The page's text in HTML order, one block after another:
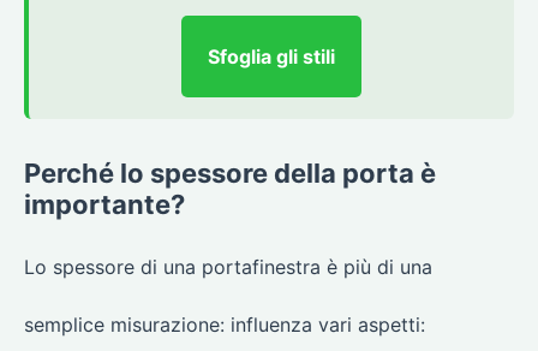
Sfoglia gli stili
Perché lo spessore della porta è
importante?
Lo spessore di una portafinestra è più di una
semplice misurazione: influenza vari aspetti: